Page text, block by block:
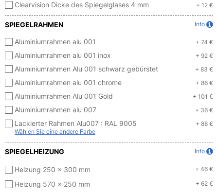
Clearvision Dicke des Spiegelglases 4 mm + 12 €
SPIEGELRAHMEN Info
Aluminiumrahmen alu 001 + 74 €
Aluminiumrahmen alu 001 inox + 92 €
Aluminiumrahmen Alu 001 schwarz gebürstet + 83 €
Aluminiumrahmen alu 001 chrome + 86 €
Aluminiumrahmen Alu 001 Gold + 101 €
Aluminiumrahmen alu 007 + 36 €
Lackierter Rahmen Alu007 : RAL 9005
+ 88 €
Wählen Sie eine andere Farbe
SPIEGELHEIZUNG Info
Heizung 250 x 300 mm + 46 €
Heizung 570 x 250 mm + 62 €